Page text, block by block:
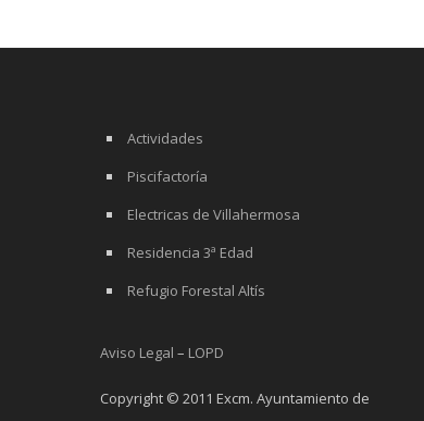
Actividades
Piscifactoría
Electricas de Villahermosa
Residencia 3ª Edad
Refugio Forestal Altís
Aviso Legal – LOPD
Copyright © 2011 Excm. Ayuntamiento de